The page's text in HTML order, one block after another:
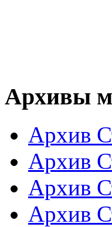
Архивы
Архив
Архив
Архив
Архив